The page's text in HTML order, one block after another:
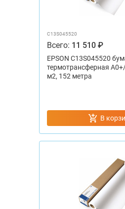
C13S045520
Всего: 11 510 ₽
EPSON C13S045520
термотрансферная
м2, 152 метра
В